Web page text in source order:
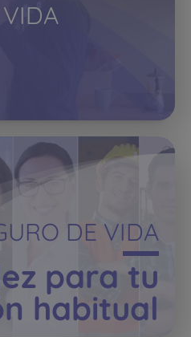
DE VIDA
para tu
habitual